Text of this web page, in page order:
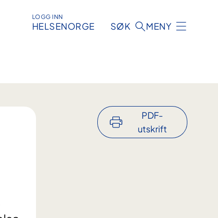
LOGG INN
HELSENORGE SØK MENY
PDF-
utskrift